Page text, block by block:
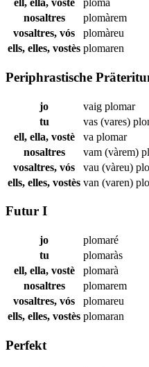
ell, ella, vostè
plomà
nosaltres
plomàrem
vosaltres, vós
plomàreu
ells, elles, vostès plomaren
Periphrastische
jo vaig plomar
tu
vas (vares)
ell, ella, vostè
va plomar
nosaltres
vam (vàrem)
vosaltres, vós
vau (vàreu)
ells, elles, vostès van (varen)
Futur I
jo
plomaré
tu
plomaràs
ell, ella, vostè
plomarà
nosaltres
plomarem
vosaltres, vós
plomareu
ells, elles, vostès plomaran
Perfekt